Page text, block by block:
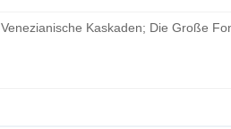
Venezianische Kaskaden; Die Große